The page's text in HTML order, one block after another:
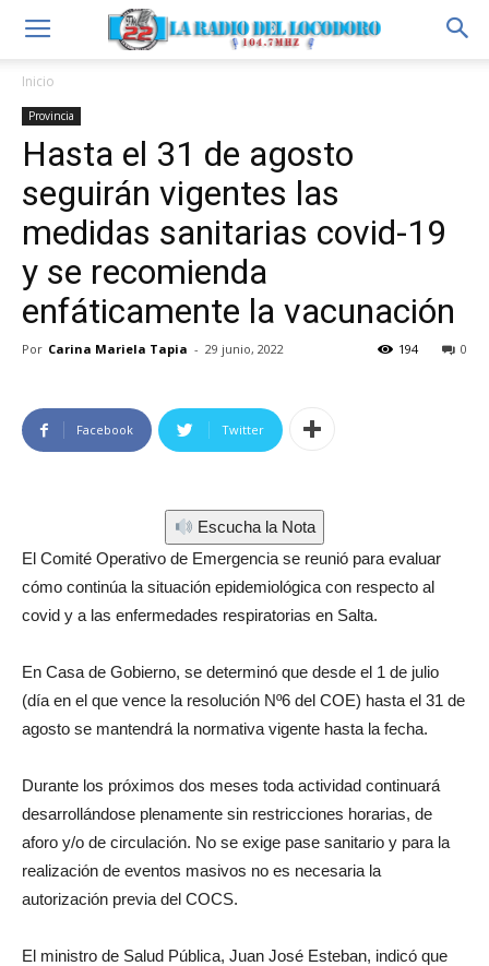
Inicio
Provincia
Hasta el 31 de agosto
seguirán vigentes las
medidas sanitarias covid-19
y se recomienda
enfáticamente la vacunación
Por Carina Mariela Tapia - 29 junio, 2022 0
194
Facebook Twitter
Escucha la Nota
El Comité Operativo de Emergencia se reunió para evaluar
cómo continúa la situación epidemiológica con respecto al
covid y a las enfermedades respiratorias en Salta.
En Casa de Gobierno, se determinó que desde el 1 de julio
(día en el que vence la resolución Nº6 del COE) hasta el 31 de
agosto se mantendrá la normativa vigente hasta la fecha.
Durante los próximos dos meses toda actividad continuará
desarrollándose plenamente sin restricciones horarias, de
aforo y/o de circulación. No se exige pase sanitario y para la
realización de eventos masivos no es necesaria la
autorización previa del COCS.
El ministro de Salud Pública, Juan José Esteban, indicó que